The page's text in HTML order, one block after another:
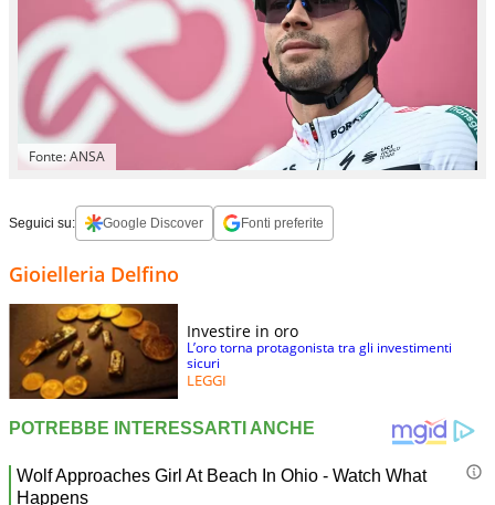
Fonte: ANSA
Seguici su: Google Discover Fonti preferite
Gioielleria Delfino
Investire in oro
L’oro torna protagonista tra gli investimenti
sicuri
LEGGI